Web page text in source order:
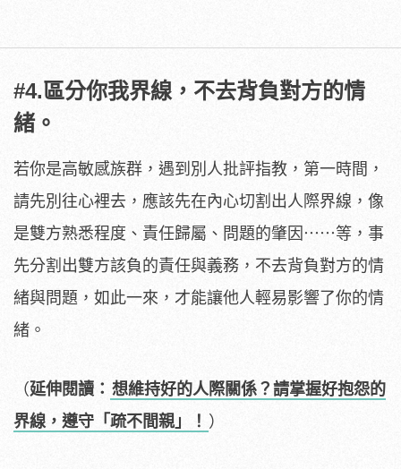
#4.區分你我界線，不去背負對方的情
緒。
若你是高敏感族群，遇到別人批評指教，第一時間，
請先別往心裡去，應該先在內心切割出人際界線，像
是雙方熟悉程度、責任歸屬、問題的肇因⋯⋯等，事
先分割出雙方該負的責任與義務，不去背負對方的情
緒與問題，如此一來，才能讓他人輕易影響了你的情
緒。
（延伸閱讀： 想維持好的人際關係？請掌握好抱怨的
界線，遵守「疏不間親」！ ）